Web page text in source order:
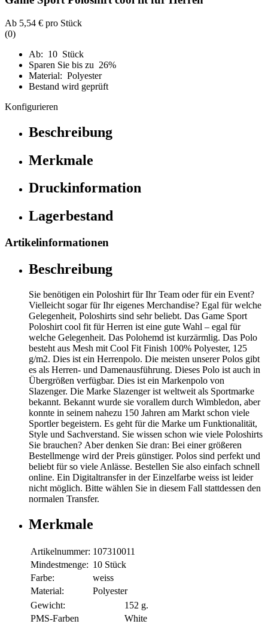
Ab 5,54 € pro Stück
(0)
Ab: 10 Stück
Sparen Sie bis zu 26%
Material: Polyester
Bestand wird geprüft
Konfigurieren
Beschreibung
Merkmale
Druckinformation
Lagerbestand
Artikelinformationen
Beschreibung
Sie benötigen ein Poloshirt für Ihr Team oder für ein Event?
Vielleicht sogar für Ihr eigenes Merchandise? Egal für welche
Gelegenheit, Poloshirts sind sehr beliebt. Das Game Sport
Poloshirt cool fit für Herren ist eine gute Wahl – egal für
welche Gelegenheit. Das Polohemd ist kurzärmlig. Das Polo
besteht aus Mesh mit Cool Fit Finish 100% Polyester, 125
g/m2. Dies ist ein Herrenpolo. Die meisten unserer Polos gibt
es als Herren- und Damenausführung. Dieses Polo ist auch in
Übergrößen verfügbar. Dies ist ein Markenpolo von
Slazenger. Die Marke Slazenger ist weltweit als Sportmarke
bekannt. Bekannt wurde sie vorallem durch Wimbledon, aber
konnte in seinem nahezu 150 Jahren am Markt schon viele
Sportler begeistern. Es geht für die Marke um Funktionalität,
Style und Sachverstand. Sie wissen schon wie viele Poloshirts
Sie brauchen? Aber denken Sie dran: Bei einer größeren
Bestellmenge wird der Preis günstiger. Polos sind perfekt und
beliebt für so viele Anlässe. Bestellen Sie also einfach schnell
online. Ein Digitaltransfer in der Einzelfarbe weiss ist leider
nicht möglich. Bitte wählen Sie in diesem Fall stattdessen den
normalen Transfer.
Merkmale
Artikelnummer: 107310011
Mindestmenge: 10 Stück
Farbe:
weiss
Material:
Polyester
Gewicht:
152 g.
PMS-Farben
White